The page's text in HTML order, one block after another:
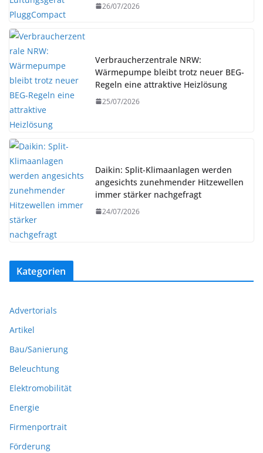
26/07/2026
Verbraucherzentrale NRW:
Wärmepumpe bleibt trotz neuer BEG-
Regeln eine attraktive Heizlösung
25/07/2026
Daikin: Split-Klimaanlagen werden
angesichts zunehmender Hitzewellen
immer stärker nachgefragt
24/07/2026
Kategorien
Advertorials
Artikel
Bau/Sanierung
Beleuchtung
Elektromobilität
Energie
Firmenportrait
Förderung